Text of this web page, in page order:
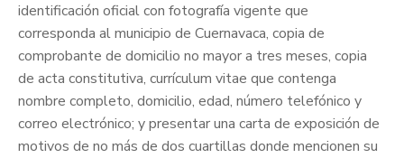
identificación oficial con fotografía vigente que
corresponda al municipio de Cuernavaca, copia de
comprobante de domicilio no mayor a tres meses, copia
de acta constitutiva, currículum vitae que contenga
nombre completo, domicilio, edad, número telefónico y
correo electrónico; y presentar una carta de exposición de
motivos de no más de dos cuartillas donde mencionen su